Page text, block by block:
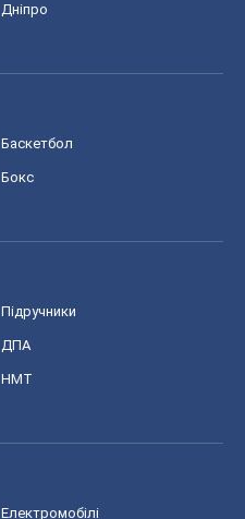
Дніпро
Баскетбол
Бокс
Підручники
ДПА
НМТ
Електромобілі